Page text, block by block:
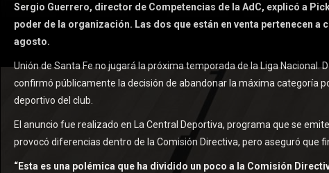
Sergio Guerrero, director de Competencias de la AdC, explicó a
poder de la organización. Las dos que están en venta pertenecen
agosto.
Unión de Santa Fe no jugará la próxima temporada de la Liga
confirmó públicamente la decisión de abandonar la máxima categoría
deportivo del club.
El anuncio fue realizado en La Central Deportiva, programa que se
provocó diferencias dentro de la Comisión Directiva, pero aseguró que
“Esta es una polémica que ha dividido un poco a la Comisión